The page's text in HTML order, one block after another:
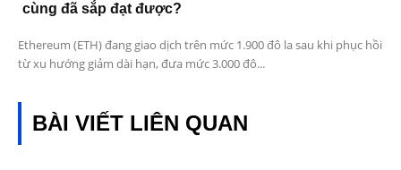
cùng đã sắp đạt được?
Ethereum (ETH) đang giao dịch trên mức 1.900 đô la sau khi phục hồi
từ xu hướng giảm dài hạn, đưa mức 3.000 đô...
BÀI VIẾT LIÊN QUAN